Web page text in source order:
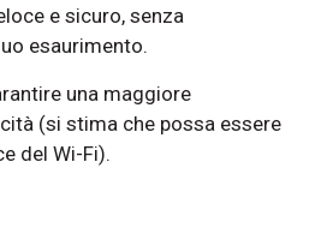
e sicuro, senza
esaurimento.
una maggiore
(si stima che possa essere
del Wi-Fi).